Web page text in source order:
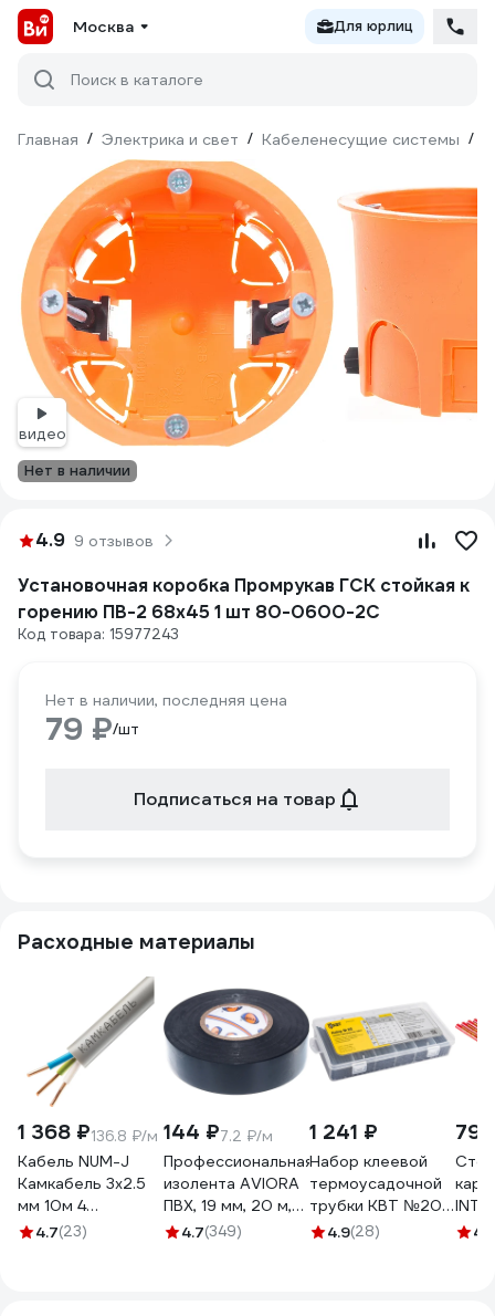
Москва Для юрлиц
Поиск в каталоге
Главная / Электрика и свет / Кабеленесущие системы /
видео
Нет в наличии
4.9 9 отзывов
Установочная коробка Промрукав ГСК стойкая к
горению ПВ-2 68х45 1 шт 80-0600-2С
Код товара: 15977243
Нет в наличии, последняя цена
79 ₽/шт
Подписаться на товар
Расходные материалы
1 368 ₽136.8 ₽/м
Кабель NUM-J
Камкабель 3x2.5
мм 10м 4
1117S30HG0007ЪM0010М
4.7(23)
144 ₽7.2 ₽/м
Профессиональная
изолента AVIORA
ПВХ, 19 мм, 20 м,
черная 305-030
4.7(349)
1 241 ₽
Набор клеевой
термоусадочной
трубки КВТ №20
86582
4.9(28)
79
4.8